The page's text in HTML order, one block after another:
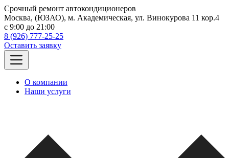
Срочный ремонт автокондиционеров
Москва, (ЮЗАО), м. Академическая, ул. Винокурова 11 кор.4
c 9:00 до 21:00
8 (926) 777-25-25
Оставить заявку
О компании
Наши услуги